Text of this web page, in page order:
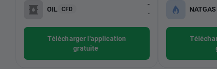
OIL CFD
-
-
Télécharger l'application
gratuite
NATGAS